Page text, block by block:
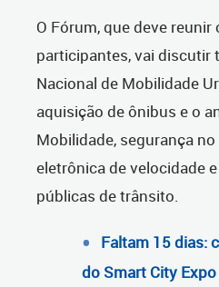
O Fórum, que deve reunir
participantes, vai discutir
Nacional de Mobilidade
aquisição de ônibus e o
Mobilidade, segurança
eletrônica de velocidade
públicas de trânsito.
Faltam 15 dias:
do Smart City